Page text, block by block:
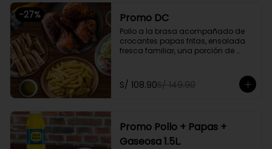
-27% Promo DC
Pollo a la brasa acompañado de
crocantes papas fritas, ensalada
fresca familiar, una porción de
Promoción exclusiva para llevar o
S/ 108.90S/ 149.90
Promo Pollo + Papas +
Gaseosa 1.5L.